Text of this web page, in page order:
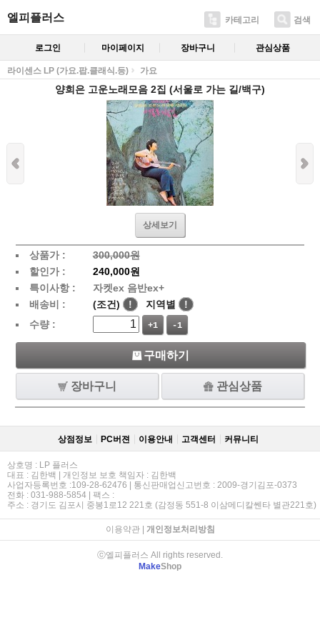
엘피플러스 카테고리 검색
로그인 마이페이지 장바구니 관심상품
라이센스 LP (가요.팝.클래식.등) 가요
양희은 고운노래모음 2집 (서울로 가는 길/백구)
상세보기
상품가 :
300,000원
할인가 :
240,000원
특이사항 :
자켓ex 음반ex+
배송비 :
(조건) ! 지역별
!
수량 :
+1 -1
구매하기
장바구니 관심상품
상점정보 PC버젼 이용안내 고객센터 커뮤니티
상호명 : LP 플러스
대표 : 김한백 | 개인정보 보호 책임자 : 김한백
사업자등록번호 :109-28-62476 | 통신판매업신고번호 : 2009-경기김포-0373
전화 : 031-988-5854 | 팩스 :
주소 : 경기도 김포시 중봉1로12 221호 (감정동 551-8 이삼메디칼쎈타 별관221호)
이용약관| 개인정보처리방침
ⓒ엘피플러스 All rights reserved.
MakeShop